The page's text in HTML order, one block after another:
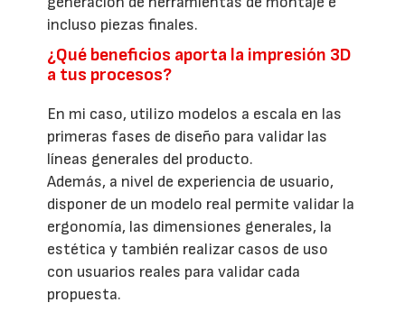
incluso piezas finales.
¿Qué beneficios aporta la impresión 3D
a tus procesos?
En mi caso, utilizo modelos a escala en las
primeras fases de diseño para validar las
líneas generales del producto.
Además, a nivel de experiencia de usuario,
disponer de un modelo real permite validar la
ergonomía, las dimensiones generales, la
estética y también realizar casos de uso
con usuarios reales para validar cada
propuesta.